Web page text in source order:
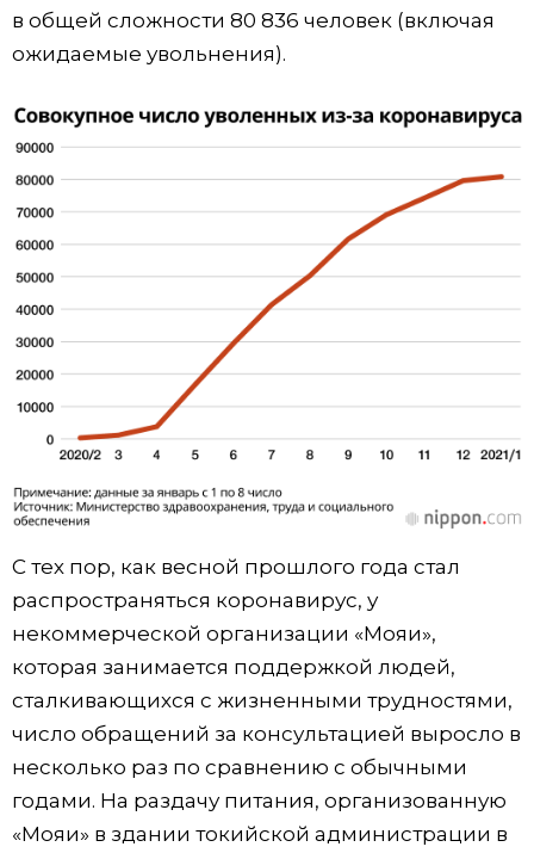
в общей сложности 80 836 человек (включая
ожидаемые увольнения).
С тех пор, как весной прошлого года стал
распространяться коронавирус, у
некоммерческой организации «Мояи»,
которая занимается поддержкой людей,
сталкивающихся с жизненными трудностями,
число обращений за консультацией выросло в
несколько раз по сравнению с обычными
годами. На раздачу питания, организованную
«Мояи» в здании токийской администрации в